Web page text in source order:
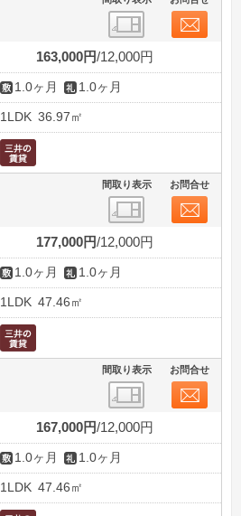
163,000円 12,000円
1.0ヶ月 1.0ヶ月
1LDK 36.97㎡
間取り表示 お問合せ
177,000円 12,000円
1.0ヶ月 1.0ヶ月
1LDK 47.46㎡
間取り表示 お問合せ
167,000円 12,000円
1.0ヶ月 1.0ヶ月
1LDK 47.46㎡